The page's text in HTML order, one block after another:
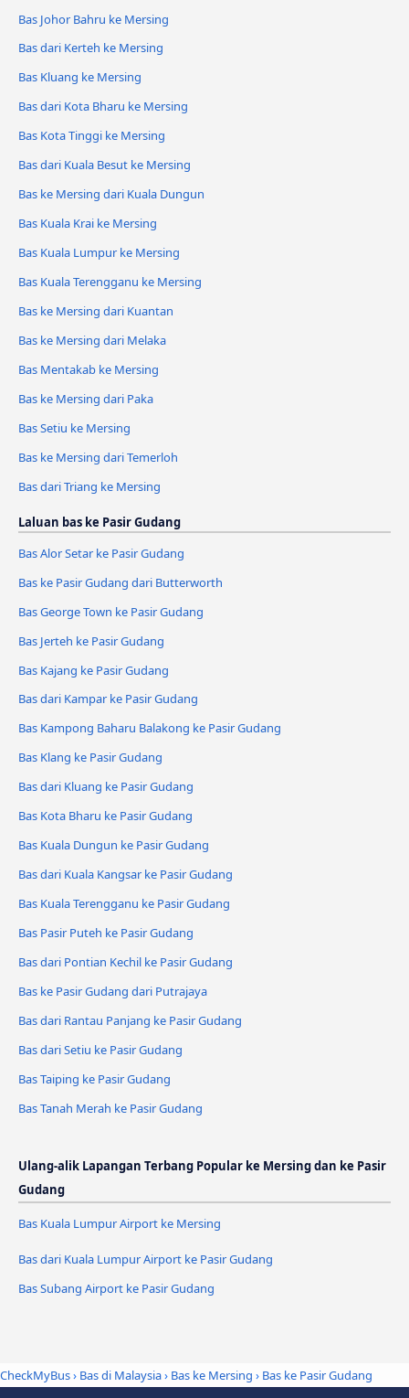
Bas Johor Bahru ke Mersing
Bas dari Kerteh ke Mersing
Bas Kluang ke Mersing
Bas dari Kota Bharu ke Mersing
Bas Kota Tinggi ke Mersing
Bas dari Kuala Besut ke Mersing
Bas ke Mersing dari Kuala Dungun
Bas Kuala Krai ke Mersing
Bas Kuala Lumpur ke Mersing
Bas Kuala Terengganu ke Mersing
Bas ke Mersing dari Kuantan
Bas ke Mersing dari Melaka
Bas Mentakab ke Mersing
Bas ke Mersing dari Paka
Bas Setiu ke Mersing
Bas ke Mersing dari Temerloh
Bas dari Triang ke Mersing
Laluan bas ke Pasir Gudang
Bas Alor Setar ke Pasir Gudang
Bas ke Pasir Gudang dari Butterworth
Bas George Town ke Pasir Gudang
Bas Jerteh ke Pasir Gudang
Bas Kajang ke Pasir Gudang
Bas dari Kampar ke Pasir Gudang
Bas Kampong Baharu Balakong ke Pasir Gudang
Bas Klang ke Pasir Gudang
Bas dari Kluang ke Pasir Gudang
Bas Kota Bharu ke Pasir Gudang
Bas Kuala Dungun ke Pasir Gudang
Bas dari Kuala Kangsar ke Pasir Gudang
Bas Kuala Terengganu ke Pasir Gudang
Bas Pasir Puteh ke Pasir Gudang
Bas dari Pontian Kechil ke Pasir Gudang
Bas ke Pasir Gudang dari Putrajaya
Bas dari Rantau Panjang ke Pasir Gudang
Bas dari Setiu ke Pasir Gudang
Bas Taiping ke Pasir Gudang
Bas Tanah Merah ke Pasir Gudang
Ulang-alik Lapangan Terbang Popular ke Mersing dan ke Pasir
Gudang
Bas Kuala Lumpur Airport ke Mersing
Bas dari Kuala Lumpur Airport ke Pasir Gudang
Bas Subang Airport ke Pasir Gudang
CheckMyBus› Bas di Malaysia› Bas ke Mersing › Bas ke Pasir Gudang